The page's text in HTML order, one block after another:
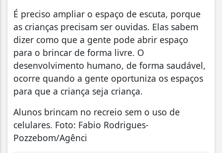
É preciso ampliar o espaço de escuta, porque
as crianças precisam ser ouvidas. Elas sabem
dizer como que a gente pode abrir espaço
para o brincar de forma livre. O
desenvolvimento humano, de forma saudável,
ocorre quando a gente oportuniza os espaços
para que a criança seja criança.
Alunos brincam no recreio sem o uso de
celulares. Foto: Fabio Rodrigues-
Pozzebom/Agênci